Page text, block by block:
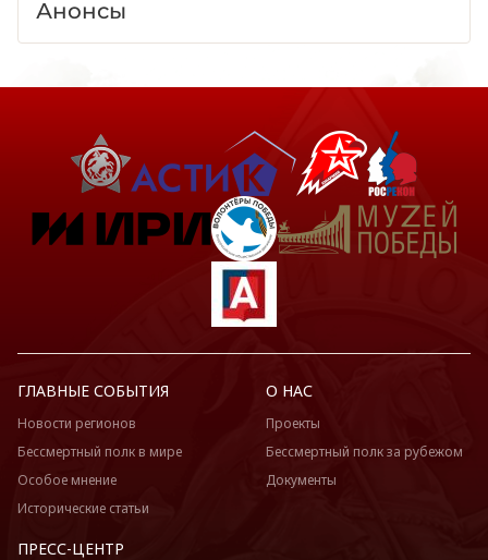
Анонсы
ГЛАВНЫЕ СОБЫТИЯ
Новости регионов
Бессмертный полк в мире
Особое мнение
Исторические статьи
О НАС
Проекты
Бессмертный полк за рубежом
Документы
ПРЕСС-ЦЕНТР